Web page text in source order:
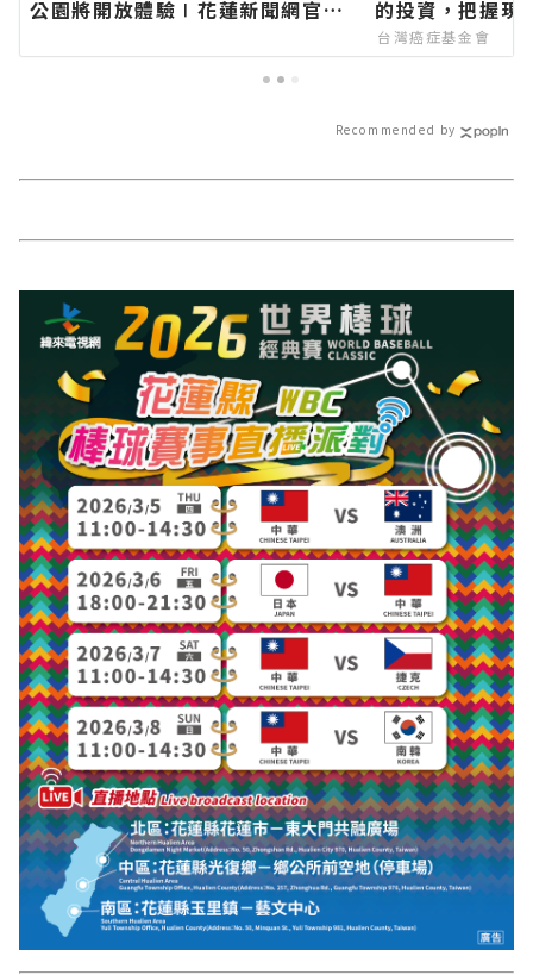
公園將開放體驗∣花蓮新聞網官方
報導 最新的在地資訊！
的投資，把握現
台灣癌症基金會
Recommended by